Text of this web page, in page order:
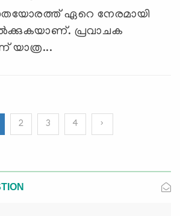
ഏറെ നേരമായി
പ്രവാചക
യാത്ര...
2 3 4 ›